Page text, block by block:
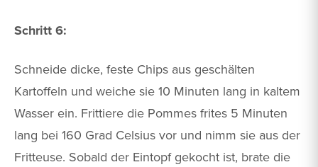
Schritt 6:
Schneide dicke, feste Chips aus geschälten
Kartoffeln und weiche sie 10 Minuten lang in kaltem
Wasser ein. Frittiere die Pommes frites 5 Minuten
lang bei 160 Grad Celsius vor und nimm sie aus der
Fritteuse. Sobald der Eintopf gekocht ist, brate die